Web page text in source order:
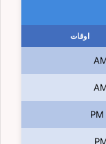
اوقات